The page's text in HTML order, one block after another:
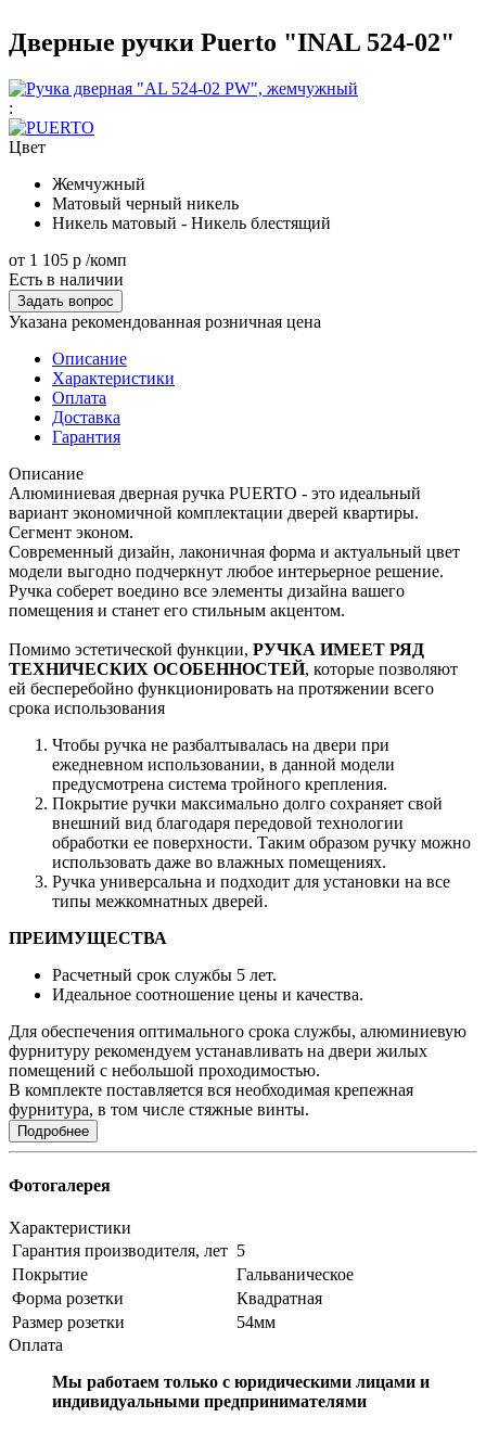
Дверные ручки Puerto "INAL 524-02"
:
Цвет
Жемчужный
Матовый черный никель
Никель матовый - Никель блестящий
от 1 105 р /комп
Есть в наличии
Задать вопрос
Указана рекомендованная розничная цена
Описание
Характеристики
Оплата
Доставка
Гарантия
Описание
Алюминиевая дверная ручка PUERTO - это идеальный
вариант экономичной комплектации дверей квартиры.
Сегмент эконом.
Современный дизайн, лаконичная форма и актуальный цвет
модели выгодно подчеркнут любое интерьерное решение.
Ручка соберет воедино все элементы дизайна вашего
помещения и станет его стильным акцентом.
Помимо эстетической функции, РУЧКА ИМЕЕТ РЯД
ТЕХНИЧЕСКИХ ОСОБЕННОСТЕЙ, которые позволяют
ей бесперебойно функционировать на протяжении всего
срока использования
Чтобы ручка не разбалтывалась на двери при
ежедневном использовании, в данной модели
предусмотрена система тройного крепления.
Покрытие ручки максимально долго сохраняет свой
внешний вид благодаря передовой технологии
обработки ее поверхности. Таким образом ручку можно
использовать даже во влажных помещениях.
Ручка универсальна и подходит для установки на все
типы межкомнатных дверей.
ПРЕИМУЩЕСТВА
Расчетный срок службы 5 лет.
Идеальное соотношение цены и качества.
Для обеспечения оптимального срока службы, алюминиевую
фурнитуру рекомендуем устанавливать на двери жилых
помещений с небольшой проходимостью.
В комплекте поставляется вся необходимая крепежная
фурнитура, в том числе стяжные винты.
Подробнее
Фотогалерея
Характеристики
Гарантия производителя, лет 5
Покрытие
Гальваническое
Форма розетки
Квадратная
Размер розетки
54мм
Оплата
Мы работаем только с юридическими лицами и
индивидуальными предпринимателями